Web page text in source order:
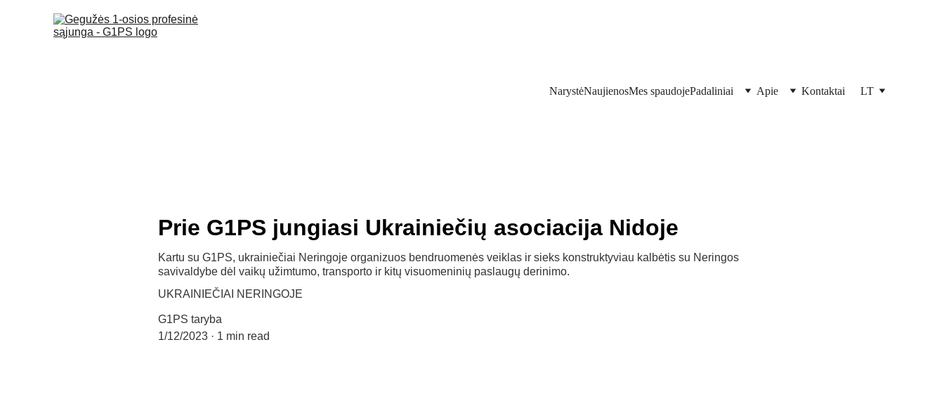
NarystėNaujienosMes spaudojePadaliniai Apie Kontaktai LT
Prie G1PS jungiasi Ukrainiečių asociacija Nidoje
Kartu su G1PS, ukrainiečiai Neringoje organizuos bendruomenės veiklas ir sieks konstruktyviau kalbėtis su Neringos
savivaldybe dėl vaikų užimtumo, transporto ir kitų visuomeninių paslaugų derinimo.
UKRAINIEČIAI NERINGOJE
G1PS taryba
1/12/2023
1 min read